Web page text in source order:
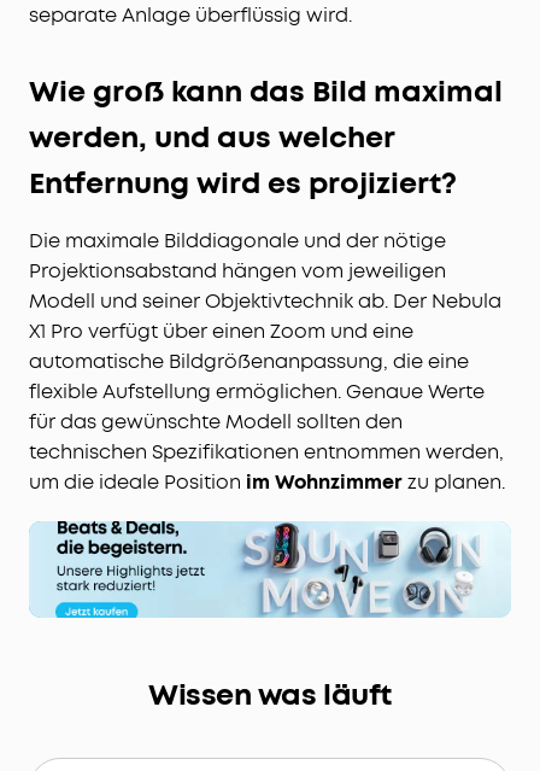
separate Anlage überflüssig wird.
Wie groß kann das Bild maximal
werden, und aus welcher
Entfernung wird es projiziert?
Die maximale Bilddiagonale und der nötige
Projektionsabstand hängen vom jeweiligen
Modell und seiner Objektivtechnik ab. Der Nebula
X1 Pro verfügt über einen Zoom und eine
automatische Bildgrößenanpassung, die eine
flexible Aufstellung ermöglichen. Genaue Werte
für das gewünschte Modell sollten den
technischen Spezifikationen entnommen werden,
um die ideale Position im Wohnzimmerzu planen.
Wissen was läuft